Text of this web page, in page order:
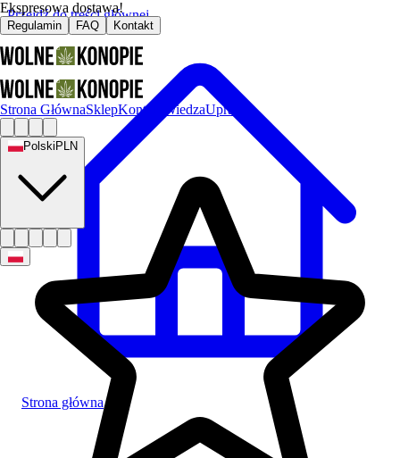
Przejdź do treści głównej
Ekspresowa dostawa!
Regulamin FAQ Kontakt
Strona GłównaSklepKontakt WiedzaUprawa
Polski PLN
Strona główna